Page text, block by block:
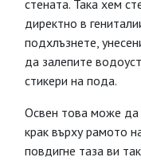
стената. Така хем
директно в
подхлъзнете,
да залепите
стикери на пода.
Освен това може да
крак върху рамото
повдигне таза ви